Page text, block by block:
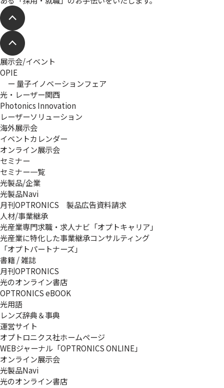
展示会/イベント
OPIE
ー 量子イノベーションフェア
光・レーザー関西
Photonics Innovation
レーザーソリューション
海外展示会
イベントカレンダー
オンライン展示会
セミナー
セミナー一覧
光製品/企業
光製品Navi
月刊OPTRONICS 製品広告資料請求
人材/事業継承
光産業専門求職・求人ナビ「オプトキャリア」
光産業に特化した事業継承コンサルティング
「オプトパートナーズ」
書籍 / 雑誌
月刊OPTRONICS
光のオンライン書店
OPTRONICS eBOOK
光用語
レンズ辞典＆事典
運営サイト
オプトロニクス社ホームページ
WEBジャーナル「OPTRONICS ONLINE」
オンライン展示会
光製品Navi
光のオンライン書店